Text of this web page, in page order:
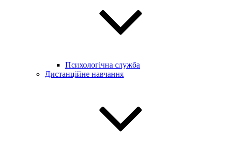
Психологічна служба
Дистанційне навчання